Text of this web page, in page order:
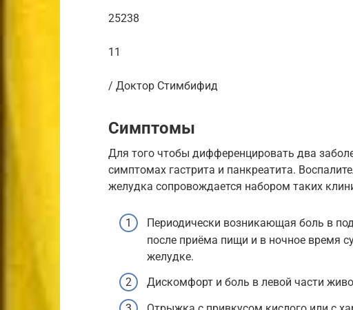
25238
11
/ Доктор Стимбифид
Симптомы
Для того чтобы дифференцировать два
симптомах гастрита и панкреатита.
желудка сопровождается набором таких
Периодически возникающая боль в
после приёма пищи и в ночное время
желудке.
Дискомфорт и боль в левой части